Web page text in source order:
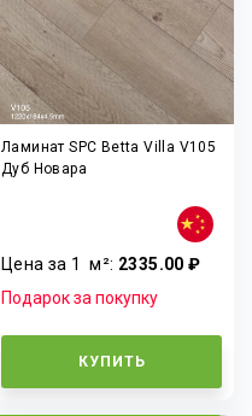
Ламинат SPC Betta Villa V105
Дуб Новара
Цена за 1м²: 2335.00 ₽
Подарок за покупку
КУПИТЬ